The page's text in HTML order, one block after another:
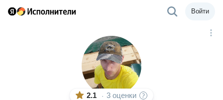
Войти
2.1 · 3 оценки